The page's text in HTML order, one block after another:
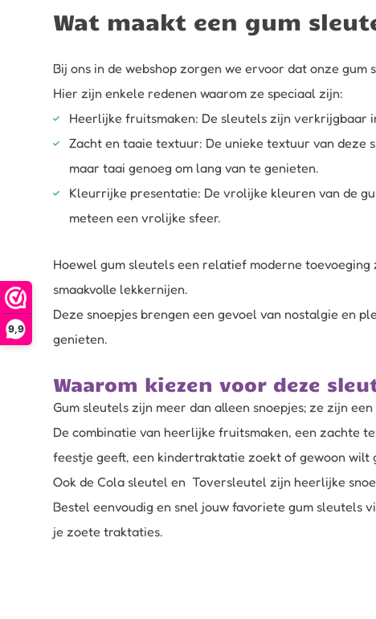
9,9
Wat maakt een gum
Bij ons in de webshop zorgen we ervoor dat onze
Hier zijn enkele redenen waarom ze speciaal zijn:
Heerlijke fruitsmaken: De sleutels zijn verkrijgbaar
Zacht en taaie textuur: De unieke textuur van deze
maar taai genoeg om lang van te genieten.
Kleurrijke presentatie: De vrolijke kleuren van de
meteen een vrolijke sfeer.
Hoewel gum sleutels een relatief moderne
smaakvolle lekkernijen.
Deze snoepjes brengen een gevoel van nostalgie en
genieten.
Waarom kiezen voor deze
Gum sleutels zijn meer dan alleen snoepjes; ze zijn
De combinatie van heerlijke fruitsmaken, een zachte
feestje geeft, een kindertraktatie zoekt of gewoon wilt
Ook de Cola sleutel en Toversleutel zijn heerlijke
Bestel eenvoudig en snel jouw favoriete gum sleutels
je zoete traktaties.